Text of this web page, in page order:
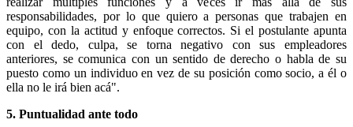
responsabilidades, por lo que quiero a personas que trabajen en
equipo, con la actitud y enfoque correctos. Si el postulante apunta
con el dedo, culpa, se torna negativo con sus empleadores
anteriores, se comunica con un sentido de derecho o habla de su
puesto como un individuo en vez de su posición como socio, a él o
ella no le irá bien acá".
5. Puntualidad ante todo